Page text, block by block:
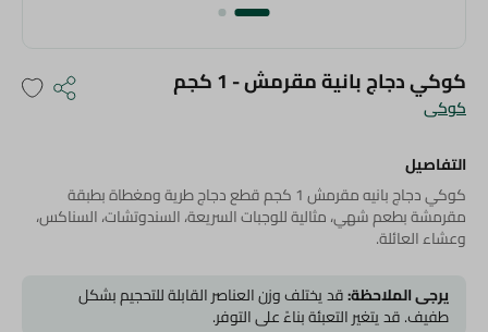
كوكى
كوكي دجاج بانية مقرمش - 1 كجم
التفاصيل
كوكي دجاج بانيه مقرمش 1 كجم قطع دجاج طرية ومغطاة بطبقة
مقرمشة بطعم شهي، مثالية للوجبات السريعة، السندوتشات، السناكس،
وعشاء العائلة.
يرجى الملاحظة:قد يختلف وزن العناصر القابلة للتحجيم بشكل
طفيف. قد يتغير التعبئة بناءً على التوفر.